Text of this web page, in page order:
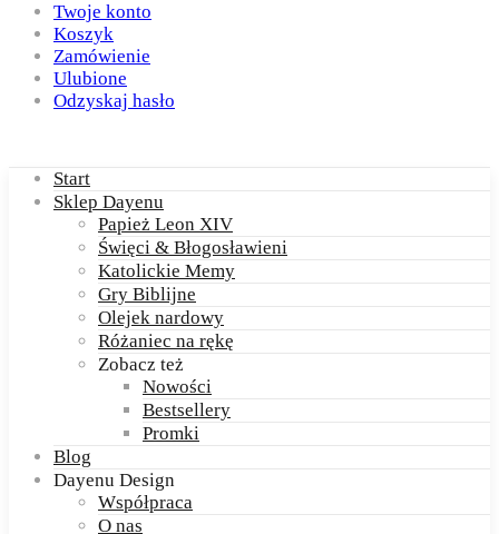
Twoje konto
Koszyk
Zamówienie
Ulubione
Odzyskaj hasło
Start
Sklep Dayenu
Papież Leon XIV
Święci & Błogosławieni
Katolickie Memy
Gry Biblijne
Olejek nardowy
Różaniec na rękę
Zobacz też
Nowości
Bestsellery
Promki
Blog
Dayenu Design
Współpraca
O nas